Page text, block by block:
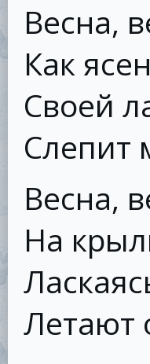
Весна,
Как
Своей
Слепит
Весна,
На
Летают